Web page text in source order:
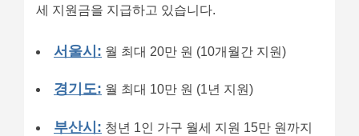
세 지원금을 지급하고 있습니다.
서울시: 월 최대 20만 원 (10개월간 지원)
경기도: 월 최대 10만 원 (1년 지원)
부산시: 청년 1인 가구 월세 지원 15만 원까지